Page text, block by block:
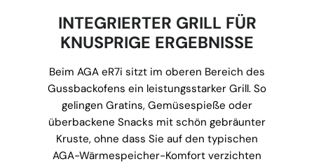
INTEGRIERTER GRILL FÜR
KNUSPRIGE ERGEBNISSE
Beim AGA eR7i sitzt im oberen Bereich des
Gussbackofens ein leistungsstarker Grill. So
gelingen Gratins, Gemüsespieße oder
überbackene Snacks mit schön gebräunter
Kruste, ohne dass Sie auf den typischen
AGA-Wärmespeicher-Komfort verzichten